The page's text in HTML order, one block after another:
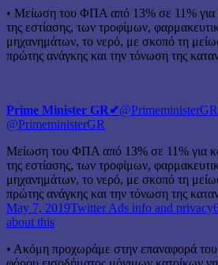
• Μείωση του ΦΠΑ από 13% σε 11% για
της εστίασης, των τροφίμων,
μηχανημάτων, το νερό, με σκοπό τη
πρώτης ανάγκης και την τόνωση της
Prime Minister GR ✔@PrimeministerGR
@PrimeministerGR
Μείωση του ΦΠΑ από 13% σε 11% για
της εστίασης, των τροφίμων,
μηχανημάτων, το νερό, με σκοπό τη
πρώτης ανάγκης και την τόνωση της
May 7, 2019Twitter Ads info and privacy
about this
• Ακόμη προχωράμε στην επαναφορά